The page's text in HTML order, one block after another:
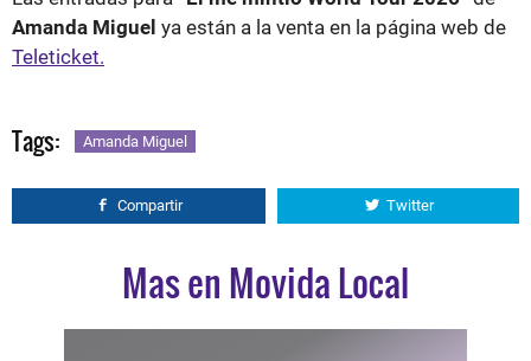
Amanda Miguel ya están a la venta en la página web de
Teleticket.
Tags: Amanda Miguel
Compartir Twitter
Mas en Movida Local